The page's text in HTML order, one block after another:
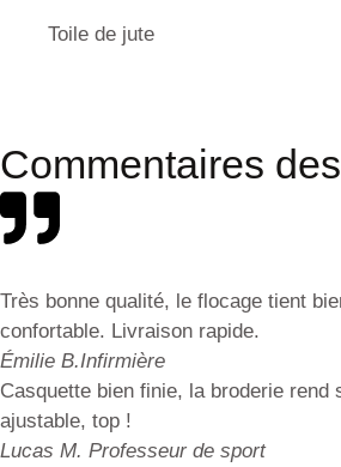
Toile de jute
Commentaires
Très bonne qualité, le flocage tient
confortable. Livraison rapide.
Émilie B.Infirmière
Casquette bien finie, la broderie rend
ajustable, top !
Lucas M. Professeur de sport